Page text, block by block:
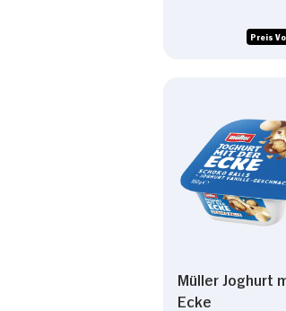
Preis
Müller Joghurt
Ecke